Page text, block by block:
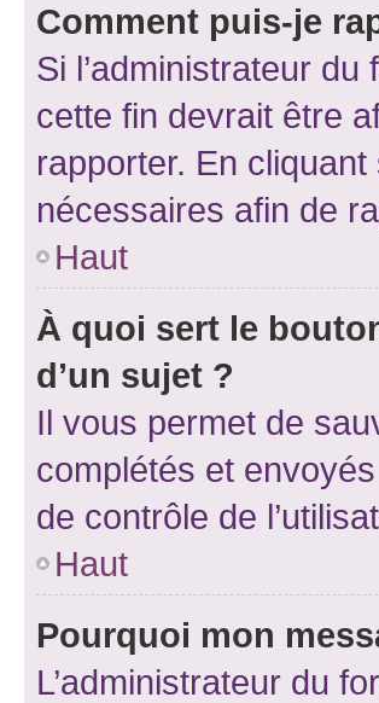
Comment puis-je
Si l’administrateur
cette fin devrait être
rapporter. En
nécessaires afin de
Haut
À quoi sert le
d’un sujet ?
Il vous permet de
complétés et
de contrôle de
Haut
Pourquoi mon
L’administrateur du